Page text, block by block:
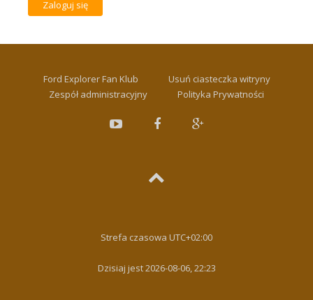
Ford Explorer Fan Klub
Usuń ciasteczka witryny
Zespół administracyjny
Polityka Prywatności
Strefa czasowa UTC+02:00
Dzisiaj jest 2026-08-06, 22:23